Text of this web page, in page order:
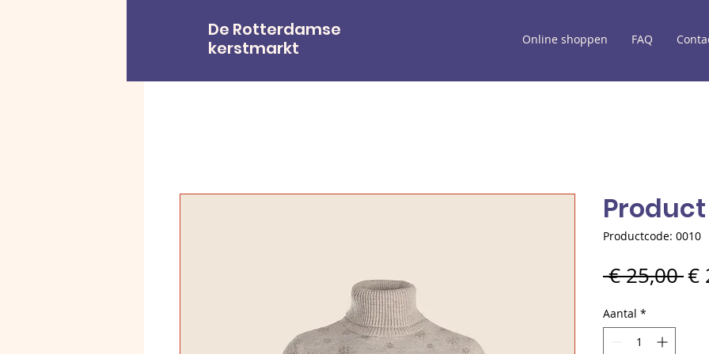
De Rotterdamse
kerstmarkt
Online shoppen FAQ
Product
Productcode: 0010
€ 25,00 €
Aantal *